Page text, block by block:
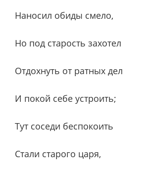
Наносил обиды смело,
Но под старость захотел
Отдохнуть от ратных дел
И покой себе устроить;
Тут соседи беспокоить
Стали старого царя,